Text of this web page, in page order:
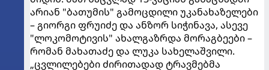
არიან "ბათუმის" გამოცდილი უკანახაზელები
– გიორგი ფრუიძე და ანზორ სიჭინავა, ასევე
"ლოკომოტივის" ახალგაზრდა მორაგბეები –
რომან მახათაძე და ლუკა სახელაშვილი.
„ცვლილებები ძირითადად ტრავმებმა